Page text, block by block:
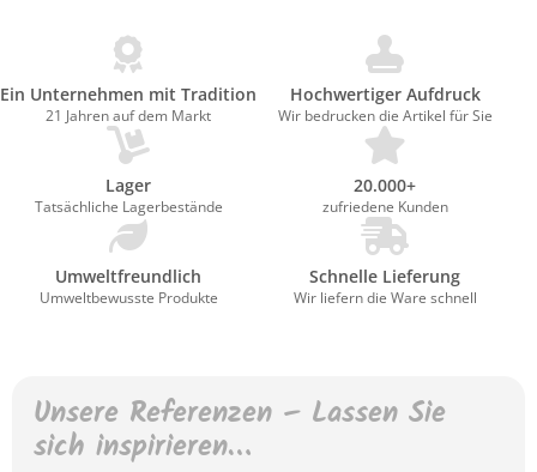
Ein Unternehmen mit Tradition
21 Jahren auf dem Markt
Hochwertiger Aufdruck
Wir bedrucken die Artikel für Sie
Lager
Tatsächliche Lagerbestände
20.000+
zufriedene Kunden
Umweltfreundlich
Umweltbewusste Produkte
Schnelle Lieferung
Wir liefern die Ware schnell
Unsere Referenzen – Lassen Sie
sich inspirieren…